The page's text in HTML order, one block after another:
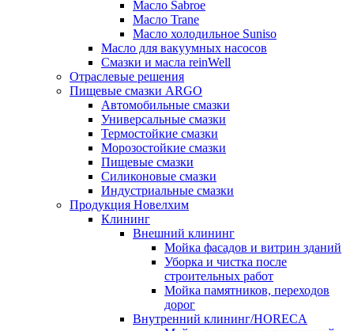
Масло Sabroe
Масло Trane
Масло холодильное Suniso
Масло для вакуумных насосов
Смазки и масла reinWell
Отраслевые решения
Пищевые смазки ARGO
Автомобильные смазки
Универсальные смазки
Термостойкие смазки
Морозостойкие смазки
Пищевые смазки
Силиконовые смазки
Индустриальные смазки
Продукция Новелхим
Клининг
Внешний клининг
Мойка фасадов и витрин зданий
Уборка и чистка после
строительных работ
Мойка памятников, переходов
дорог
Внутренний клининг/HORECA